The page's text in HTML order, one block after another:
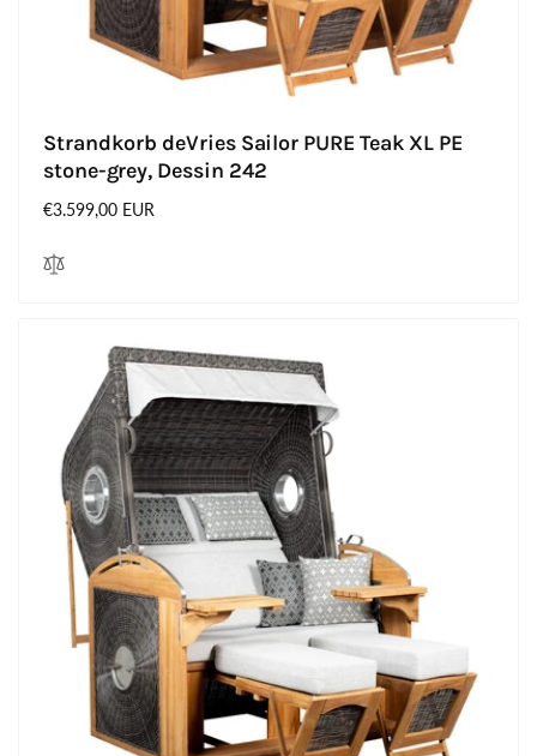
Strandkorb deVries Sailor PURE Teak XL PE
stone-grey, Dessin 242
Normaler
€3.599,00 EUR